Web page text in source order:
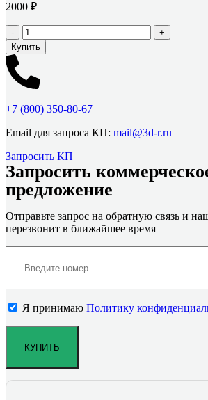
2000 ₽
Купить
+7 (800) 350-80-67
Email для запроса КП: mail@3d-r.ru
Запросить КП
Запросить
предложение
Отправьте запрос на обратную связь и
перезвонит в ближайшее время
Я принимаю Политику